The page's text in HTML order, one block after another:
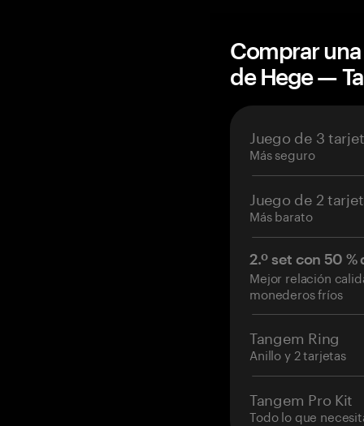
Comprar
de Hege —
Juego de 3
Más seguro
Juego de 2
Más barato
2.º set con 50
Mejor relación
monederos fríos
Tangem Ring
Anillo y 2 tarjetas
Tangem Pro Kit
Todo lo que